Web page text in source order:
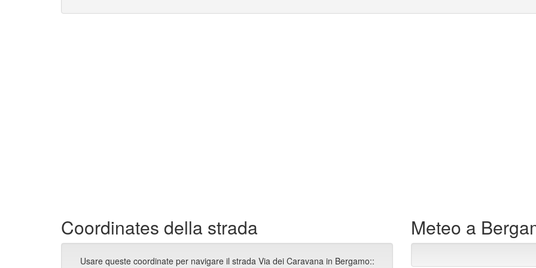
Coordinates della strada
Usare queste coordinate per navigare il strada Via dei Caravana in Bergamo::
Meteo a